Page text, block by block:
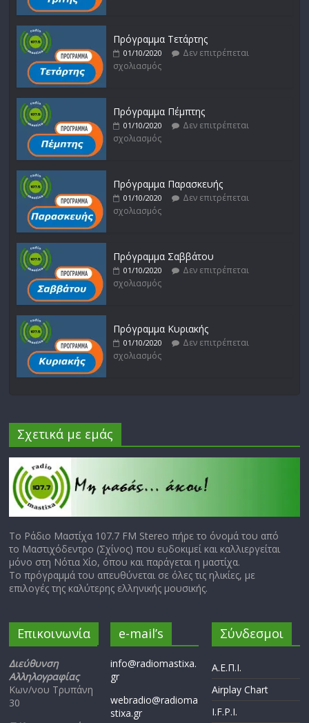
Πρόγραμμα Τετάρτης
01/10/2020
Δεν επιτρέπεται
σχολιασμός
Πρόγραμμα Πέμπτης
01/10/2020
Δεν επιτρέπεται
σχολιασμός
Πρόγραμμα Παρασκευής
01/10/2020
Δεν επιτρέπεται
σχολιασμός
Πρόγραμμα Σαββάτου
01/10/2020
Δεν επιτρέπεται
σχολιασμός
Πρόγραμμα Κυριακής
01/10/2020
Δεν επιτρέπεται
σχολιασμός
Σχετικά με εμάς
Το Ράδιο Μαστίχα 107.7 FM Stereo πήρε το όνομά του από
το Μαστιχόδεντρο (Σχίνος) που ευδοκιμεί και καλλιεργείται
μόνο στη Νότια Χίο, όπου και παράγεται η μαστίχα.
Το πρόγραμμά του απευθύνεται σε όλες τις ηλικίες, με
επιλογές της καλύτερης ελληνικής μουσικής.
Επικοινωνία
Διεύθυνση
Αλληλογραφίας
Κων/νου Τρυπάνη
30
e-mail’s
info@radiomastixa.
gr
webradio@radioma
stixa.gr
Σύνδεσμοι
Α.Ε.Π.Ι.
Airplay Chart
I.F.P.I.